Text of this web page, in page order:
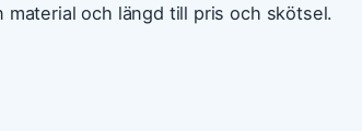
material och längd till pris och skötsel.